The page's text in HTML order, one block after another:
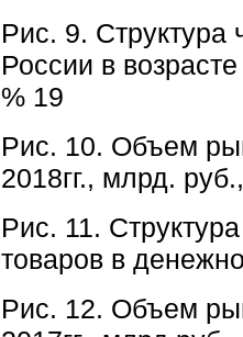
Рис. 9. Структура
России в
% 19
Рис. 10. Объем
2018гг., млрд.
Рис. 11.
товаров в
Рис. 12. Объем